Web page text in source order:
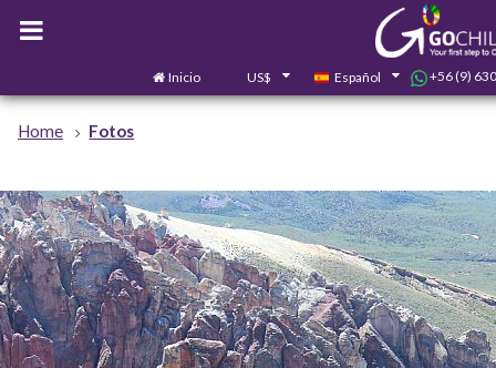
Inicio US$ Español +56 (9)
Home Fotos